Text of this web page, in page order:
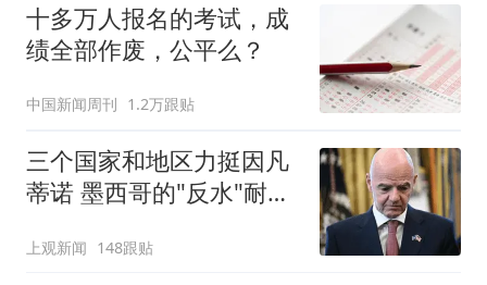
十多万人报名的考试，成
绩全部作废，公平么？
中国新闻周刊 1.2万跟贴
三个国家和地区力挺因凡
蒂诺 墨西哥的"反水"耐人
上观新闻 148跟贴